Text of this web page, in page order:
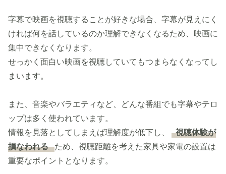
字幕で映画を視聴することが好きな場合、字幕が見えにく
ければ何を話しているのか理解できなくなるため、映画に
集中できなくなります。
せっかく面白い映画を視聴していてもつまらなくなってし
まいます。
また、音楽やバラエティなど、どんな番組でも字幕やテロ
ップは多く使われています。
情報を見落としてしまえば理解度が低下し、
視聴体験が
損なわれる ため、視聴距離を考えた家具や家電の設置は
重要なポイントとなります。